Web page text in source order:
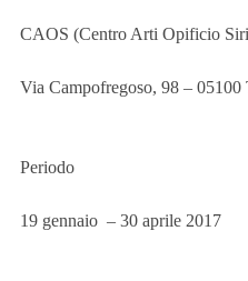
CAOS (Centro Arti Opificio
Via Campofregoso, 98 – 05100
Periodo
19 gennaio  – 30 aprile 2017